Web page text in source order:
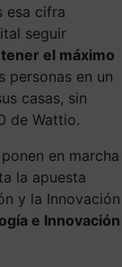
esa cifra
seguir
el máximo
personas en un
casas, sin
de Wattio.
en marcha
la apuesta
y la Innovación
e Innovación